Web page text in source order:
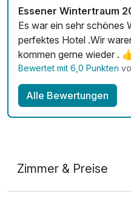
Essener Wintertraum
Es war ein sehr schönes
perfektes Hotel .Wir
kommen gerne wieder .
Bewertet mit 6,0 Punkten
Alle Bewertungen
Zimmer & Preise